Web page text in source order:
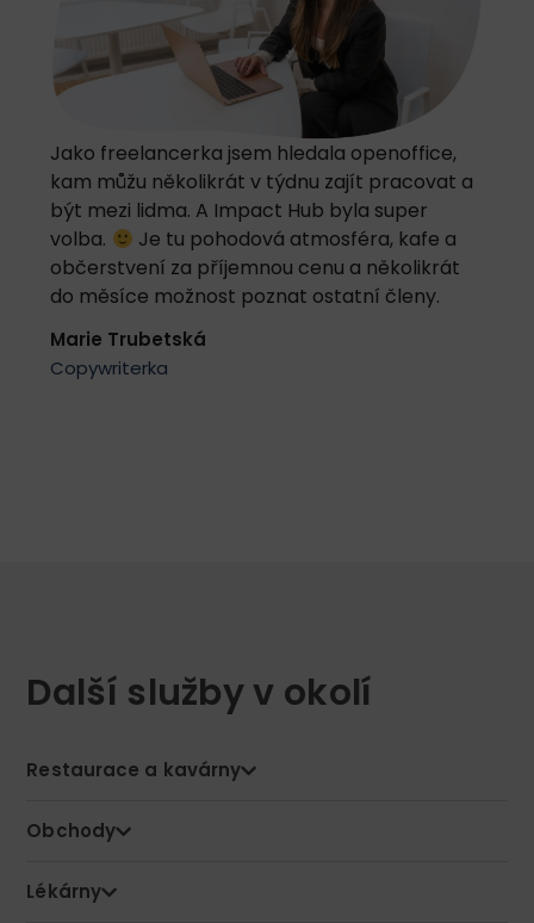
Jako freelancerka jsem hledala openoffice,
kam můžu několikrát v týdnu zajít pracovat a
být mezi lidma. A Impact Hub byla super
volba.
Je tu pohodová atmosféra, kafe a
občerstvení za příjemnou cenu a několikrát
do měsíce možnost poznat ostatní členy.
Marie Trubetská
Copywriterka
Další služby v okolí
Restaurace a kavárny
Obchody
Lékárny